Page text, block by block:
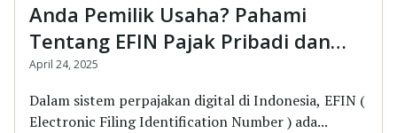
Anda Pemilik Usaha? Pahami
Tentang EFIN Pajak Pribadi dan
Badan
April 24, 2025
Dalam sistem perpajakan digital di Indonesia, EFIN (
Electronic Filing Identification Number ) ada...